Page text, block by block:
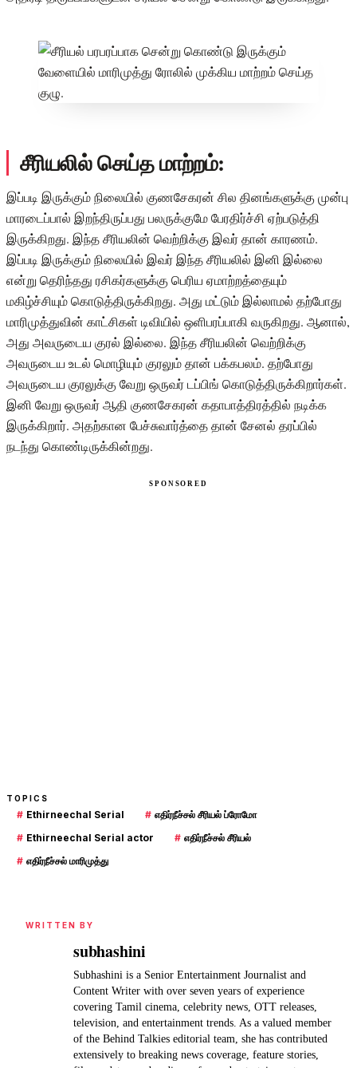
சீரியலில் செய்த மாற்றம்:
இப்படி இருக்கும் நிலையில் குணசேகரன் சில தினங்களுக்கு முன்பு
மாரடைப்பால் இறந்திருப்பது பலருக்குமே பேரதிர்ச்சி ஏற்படுத்தி
இருக்கிறது. இந்த சீரியலின் வெற்றிக்கு இவர் தான் காரணம்.
இப்படி இருக்கும் நிலையில் இவர் இந்த சீரியலில் இனி இல்லை
என்று தெரிந்தது ரசிகர்களுக்கு பெரிய ஏமாற்றத்தையும்
மகிழ்ச்சியும் கொடுத்திருக்கிறது. அது மட்டும் இல்லாமல் தற்போது
மாரிமுத்துவின் காட்சிகள் டிவியில் ஒளிபரப்பாகி வருகிறது. ஆனால்,
அது அவருடைய குரல் இல்லை. இந்த சீரியலின் வெற்றிக்கு
அவருடைய உடல் மொழியும் குரலும் தான் பக்கபலம். தற்போது
அவருடைய குரலுக்கு வேறு ஒருவர் டப்பிங் கொடுத்திருக்கிறார்கள்.
இனி வேறு ஒருவர் ஆதி குணசேகரன் கதாபாத்திரத்தில் நடிக்க
இருக்கிறார். அதற்கான பேச்சுவார்த்தை தான் சேனல் தரப்பில்
நடந்து கொண்டிருக்கின்றது.
TOPICS
# Ethirneechal Serial # எதிர்நீச்சல் சீரியல் ப்ரோமோ
# Ethirneechal Serial actor # எதிர்நீச்சல் சீரியல்
# எதிர்நீச்சல் மாரிமுத்து
WRITTEN BY
subhashini
Subhashini is a Senior Entertainment Journalist and
Content Writer with over seven years of experience
covering Tamil cinema, celebrity news, OTT releases,
television, and entertainment trends. As a valued member
of the Behind Talkies editorial team, she has contributed
extensively to breaking news coverage, feature stories,